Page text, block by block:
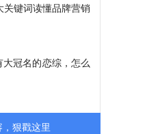
键词读懂品牌营销
冠名的恋综，怎么
狠戳这里